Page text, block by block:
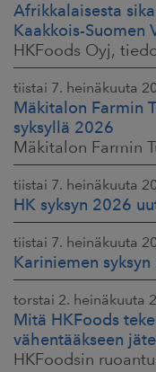
Afrikkalaisesta
Kaakkois-Suomen
tiistai 7. heinäkuuta
Mäkitalon Farmin
syksyllä 2026
tiistai 7. heinäkuuta
HK syksyn 2026
tiistai 7. heinäkuuta
Kariniemen
torstai 2. heinäkuuta
Mitä HKFoods
vähentääkseen